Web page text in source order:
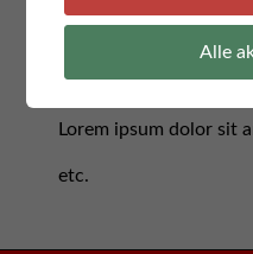
accusam et justo duo
Lorem ipsum dolor sit
etc.
Alle